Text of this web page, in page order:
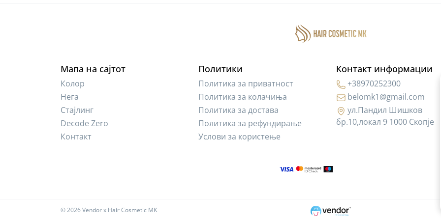
Мапа на сајтот
Колор
Нега
Стајлинг
Decode Zero
Контакт
Политики
Политика за приватност
Политика за колачиња
Политика за достава
Политика за рефундирање
Услови за користење
Контакт информации
+38970252300
belomk1@gmail.com
ул.Пандил Шишков
бр.10,локал 9 1000 Скопје
© 2026Vendor x Hair Cosmetic MK